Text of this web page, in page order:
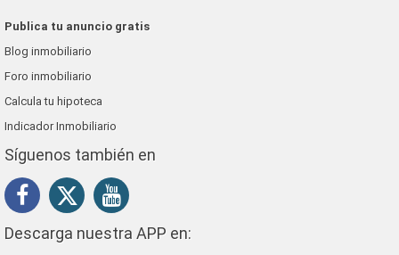
Publica tu anuncio gratis
Blog inmobiliario
Foro inmobiliario
Calcula tu hipoteca
Indicador Inmobiliario
Síguenos también en
Descarga nuestra APP en: